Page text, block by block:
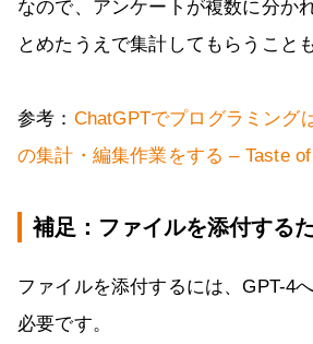
なので、アンケートが複数に分か
とめたうえで集計してもらうこと
参考： ChatGPTでプログラミング
の集計・編集作業をする – Taste of
補足：ファイルを添付する
ファイルを添付するには、GPT-4
必要です。